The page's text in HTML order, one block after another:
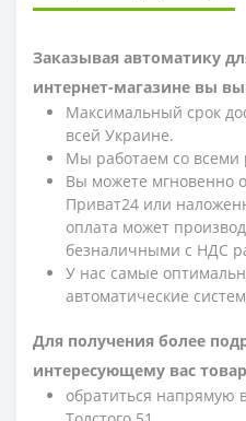
Заказывая автоматику
интернет-магазине вы
Максимальный срок
всей Украине.
Мы работаем со всеми
Вы можете мгновенно
Приват24 или
оплата может
безналичными с НДС
У нас самые
автоматические
Для получения более
интересующему вас
обратиться напрямую